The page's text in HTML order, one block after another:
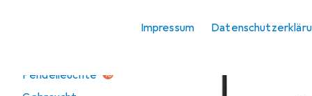
Impressum
Pendelleuchte